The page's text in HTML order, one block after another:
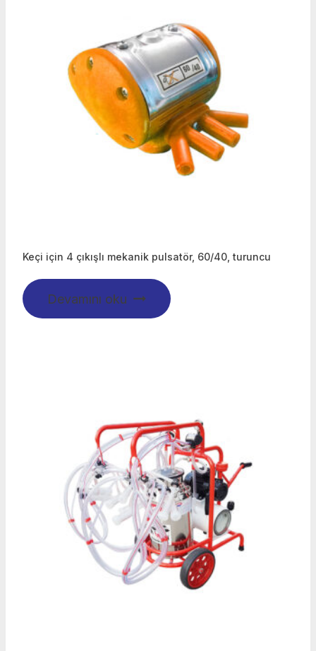
Keçi için 4 çıkışlı mekanik pulsatör, 60/40, turuncu
Devamını oku